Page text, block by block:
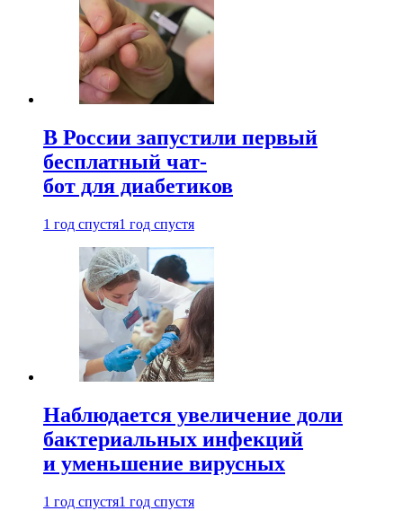
В России запустили первый
бесплатный чат-
бот для диабетиков
1 год спустя1 год спустя
Наблюдается увеличение доли
бактериальных инфекций
и уменьшение вирусных
1 год спустя1 год спустя